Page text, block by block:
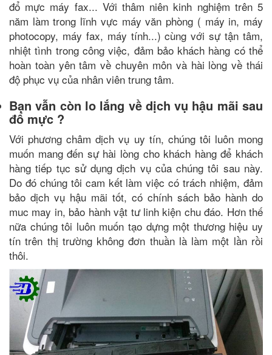
đổ mực máy fax... Với thâm niên kinh nghiệm trên 5
năm làm trong lĩnh vực máy văn phòng ( máy in, máy
photocopy, máy fax, máy tính...) cùng với sự tận tâm,
nhiệt tình trong công việc, đảm bảo khách hàng có thể
hoàn toàn yên tâm về chuyên môn và hài lòng về thái
độ phục vụ của nhân viên trung tâm.
Bạn vẫn còn lo lắng về dịch vụ hậu mãi sau
đổ mực ?
Với phương châm dịch vụ uy tín, chúng tôi luôn mong
muốn mang đến sự hài lòng cho khách hàng để khách
hàng tiếp tục sử dụng dịch vụ của chúng tôi sau này.
Do đó chúng tôi cam kết làm việc có trách nhiệm, đảm
bảo dịch vụ hậu mãi tốt, có chính sách bảo hành do
muc may in, bảo hành vật tư linh kiện chu đáo. Hơn thế
nữa chúng tôi luôn muốn tạo dựng một thương hiệu uy
tín trên thị trường không đơn thuần là làm một lần rồi
thôi.